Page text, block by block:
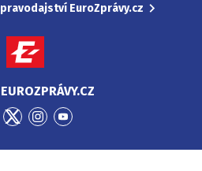
EuroZprávy.cz
Přejít
Twitter
Přejít
Instagram
Přejít
YouTube